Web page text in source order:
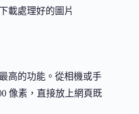
載處理好的圖片
高的功能。從相機或手
像素，直接放上網頁既